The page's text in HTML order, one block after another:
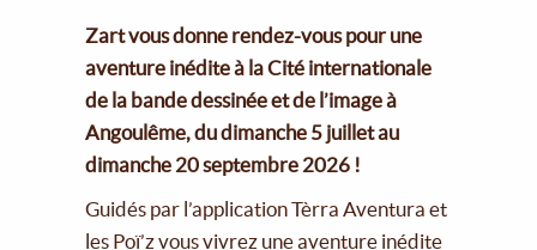
Zart vous donne rendez-vous pour une
aventure inédite à la Cité internationale
de la bande dessinée et de l’image à
Angoulême, du dimanche 5 juillet au
dimanche 20 septembre 2026 !
Guidés par l’application Tèrra Aventura et
les Poï’z vous vivrez une aventure inédite